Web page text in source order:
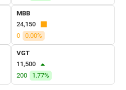
MBB
24,150
0
0.00%
VGT
11,500
200
1.77%